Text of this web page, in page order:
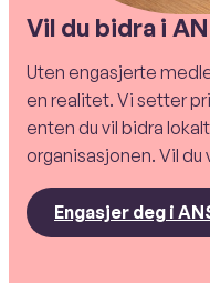
Vil du bidra i
Uten engasjerte
en realitet. Vi setter
enten du vil bidra
organisasjonen. Vil du
Engasjer deg i